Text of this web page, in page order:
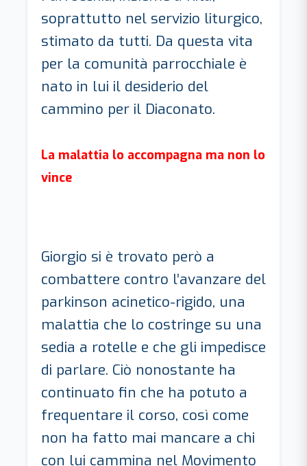
soprattutto nel servizio liturgico,
stimato da tutti. Da questa vita
per la comunità parrocchiale è
nato in lui il desiderio del
cammino per il Diaconato.
La malattia lo accompagna ma non lo
vince
Giorgio si è trovato però a
combattere contro l’avanzare del
parkinson acinetico-rigido, una
malattia che lo costringe su una
sedia a rotelle e che gli impedisce
di parlare. Ciò nonostante ha
continuato fin che ha potuto a
frequentare il corso, così come
non ha fatto mai mancare a chi
con lui cammina nel Movimento